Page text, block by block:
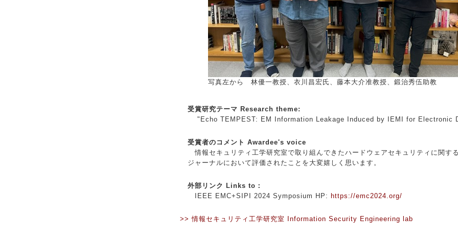
写真左から 林優一教授、衣川昌宏氏、藤本大介准教授、鍛治秀伍助教
受賞研究テーマ Research theme:
"Echo TEMPEST: EM Information Leakage Induced by IEMI for Electronic
受賞者のコメント Awardee's voice
情報セキュリティ工学研究室で取り組んできたハードウェアセキュリティに関す
ジャーナルにおいて評価されたことを大変嬉しく思います。
外部リンク Links to：
IEEE EMC+SIPI 2024 Symposium HP: https://emc2024.org/
>> 情報セキュリティ工学研究室 Information Security Engineering lab